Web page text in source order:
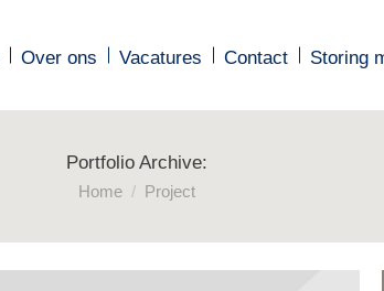
Over ons Vacatures Contact Storing
Portfolio Archive:
Je bent hier:
Home Project
Over ons Vacatures Contact Storing